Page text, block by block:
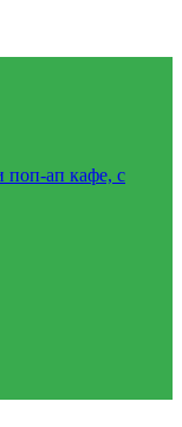
поп-ап кафе, с